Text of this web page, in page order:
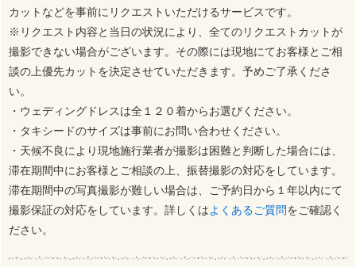
カットなどを事前にリクエストいただけるサービスです。
※リクエスト内容と当日の状況により、全てのリクエストカットが
撮影できない場合がございます。その際には現地にてお客様とご相
談の上優先カットを決定させていただきます。予めご了承くださ
い。
・ウェディングドレスは全１２０着からお選びください。
・タキシードのサイズは事前にお問い合わせください。
・天候不良により現地施行業者が撮影は困難と判断した場合には、
滞在期間中にお客様とご相談の上、振替撮影の対応をしています。
滞在期間中の写真撮影が難しい場合は、ご予約日から１年以内にて
撮影保証の対応をしています。詳しくはよくあるご質問をご確認く
ださい。